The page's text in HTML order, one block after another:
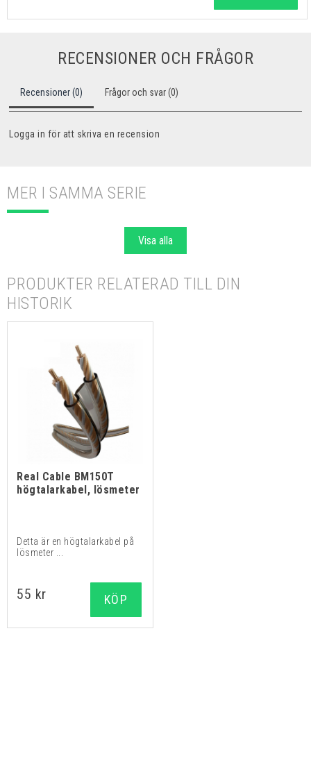
RECENSIONER OCH FRÅGOR
Recensioner (0) Frågor och svar (0)
Logga in för att skriva en recension
MER I SAMMA SERIE
Visa alla
PRODUKTER RELATERAD TILL DIN
HISTORIK
Real Cable BM150T
högtalarkabel, lösmeter
Detta är en högtalarkabel på
lösmeter ...
55 kr KÖP